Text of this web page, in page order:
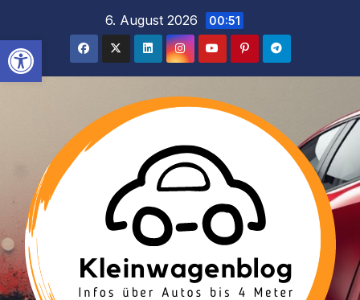
Werkzeugleiste öffnen
springen
6. August 2026 00:51